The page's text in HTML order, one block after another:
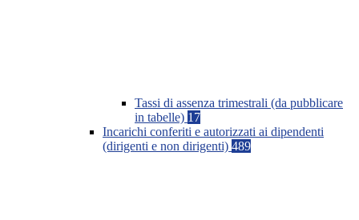
Tassi di assenza trimestrali (da pubblicare
in tabelle) 17
Incarichi conferiti e autorizzati ai dipendenti
(dirigenti e non dirigenti) 489